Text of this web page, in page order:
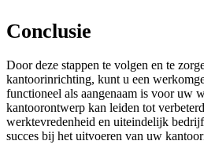
Conclusie
Door deze stappen te volgen en te
kantoorinrichting, kunt u een
functioneel als aangenaam is voor uw
kantoorontwerp kan leiden tot
werktevredenheid en uiteindelijk
succes bij het uitvoeren van uw